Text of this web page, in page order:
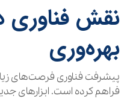
نقش فناوری
بهره‌وری
پیشرفت فناوری فرصت‌های
فراهم کرده است. ابزارهای